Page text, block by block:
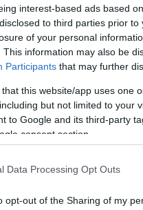
interest-based ads based
to third parties prior
of your personal
This information may also be
Participants that may further
that this website/app uses one
but not limited to your
to Google and its third-party
consent section.
Data Processing Opt Outs
opt-out of the Sharing of my
συνθήκες
ανακρίτρια
κράτηση.